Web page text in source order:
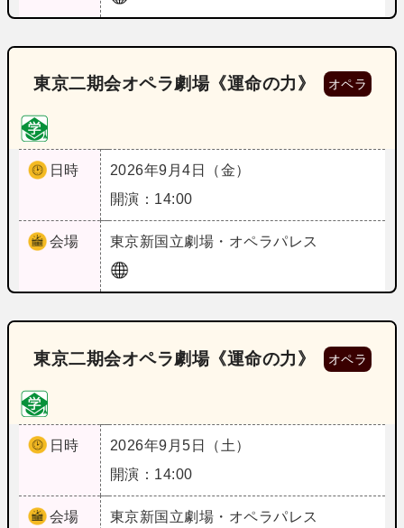
東京二期会オペラ劇場《運命の力》 オペラ
日時
2026年9月4日（金）
開演：14:00
会場 東京新国立劇場・オペラパレス
東京二期会オペラ劇場《運命の力》 オペラ
日時
2026年9月5日（土）
開演：14:00
会場 東京新国立劇場・オペラパレス